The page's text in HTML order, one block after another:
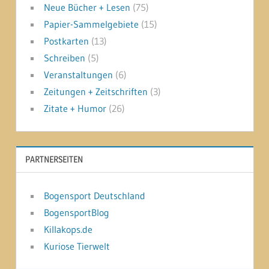
Neue Bücher + Lesen (75)
Papier-Sammelgebiete (15)
Postkarten (13)
Schreiben (5)
Veranstaltungen (6)
Zeitungen + Zeitschriften (3)
Zitate + Humor(26)
PARTNERSEITEN
Bogensport Deutschland
BogensportBlog
Killakops.de
Kuriose Tierwelt